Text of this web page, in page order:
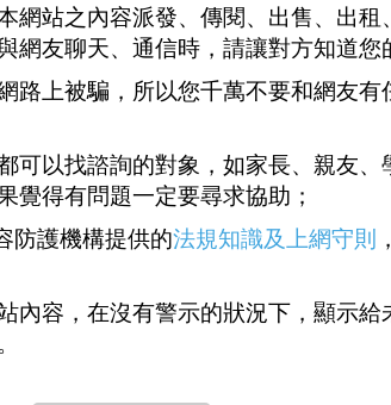
網站之內容派發、傳閱、出售、出租
網友聊天、通信時，請讓對方知道您
路上被騙，所以您千萬不要和網友有
可以找諮詢的對象，如家長、親友、
覺得有問題一定要尋求協助；
防護機構提供的法規知識及上網守則
內容，在沒有警示的狀況下，顯示給